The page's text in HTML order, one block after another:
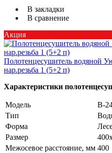
В закладки
В сравнение
Акция
Полотенцесушитель водяной
нар.резьба 1 (5+2 п)
Характеристики
Модель
В-
Тип
Форма
Размер
Межосевое расстояние, мм 400